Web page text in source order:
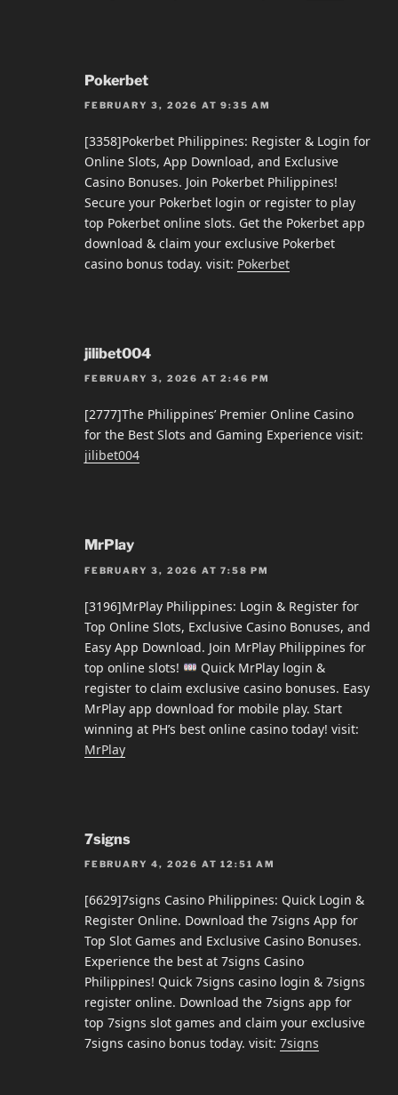
Pokerbet
FEBRUARY 3, 2026 AT 9:35 AM
[3358]Pokerbet Philippines: Register & Login for
Online Slots, App Download, and Exclusive
Casino Bonuses. Join Pokerbet Philippines!
Secure your Pokerbet login or register to play
top Pokerbet online slots. Get the Pokerbet app
download & claim your exclusive Pokerbet
casino bonus today. visit: Pokerbet
jilibet004
FEBRUARY 3, 2026 AT 2:46 PM
[2777]The Philippines’ Premier Online Casino
for the Best Slots and Gaming Experience visit:
jilibet004
MrPlay
FEBRUARY 3, 2026 AT 7:58 PM
[3196]MrPlay Philippines: Login & Register for
Top Online Slots, Exclusive Casino Bonuses, and
Easy App Download. Join MrPlay Philippines for
top online slots!
Quick MrPlay login &
register to claim exclusive casino bonuses. Easy
MrPlay app download for mobile play. Start
winning at PH’s best online casino today! visit:
MrPlay
7signs
FEBRUARY 4, 2026 AT 12:51 AM
[6629]7signs Casino Philippines: Quick Login &
Register Online. Download the 7signs App for
Top Slot Games and Exclusive Casino Bonuses.
Experience the best at 7signs Casino
Philippines! Quick 7signs casino login & 7signs
register online. Download the 7signs app for
top 7signs slot games and claim your exclusive
7signs casino bonus today. visit: 7signs